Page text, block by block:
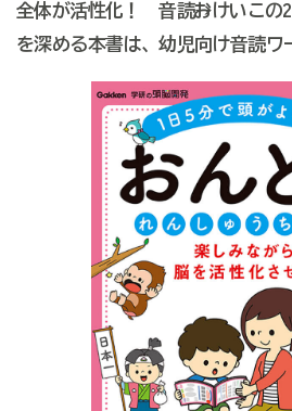
全体が活性化！ 音読→おけいこの
を深める本書は、幼児向け音読ワ